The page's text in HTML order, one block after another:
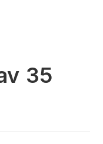
35